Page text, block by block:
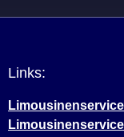
Links: